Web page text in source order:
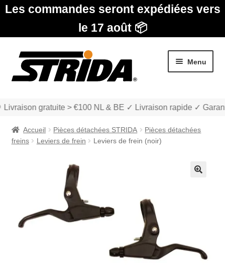
Les commandes seront expédiées vers
le 17 août 📦
Aller
la
Aller
contenu
Menu
Mon compte et Support
menu
enfant
gratuite > €100 NL & BE ✓ Livraison rapide ✓
Accueil Pièces détachées STRIDA
Pièces détachées
freins
Leviers de frein Leviers de frein (noir)